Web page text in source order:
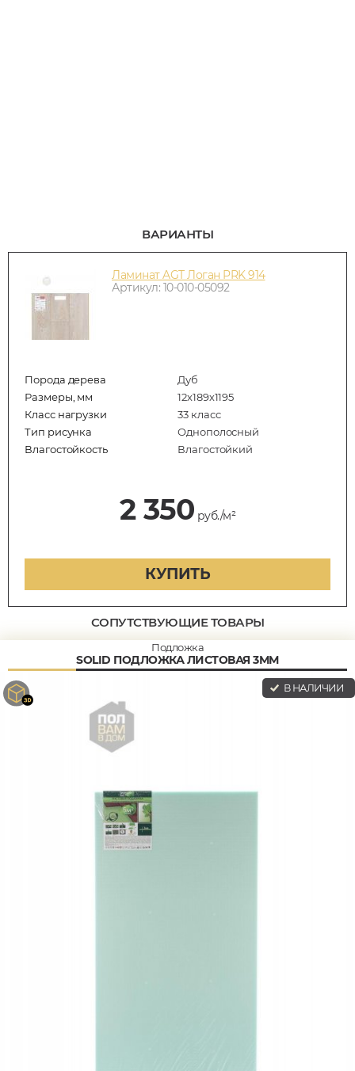
ВАРИАНТЫ
Ламинат AGT Логан PRK 914
Артикул: 10-010-05092
Порода дерева
Дуб
Размеры, мм
12х189х1195
Класс нагрузки
33 класс
Тип рисунка
Однополосный
Влагостойкость
Влагостойкий
2 350 руб./м²
КУПИТЬ
СОПУТСТВУЮЩИЕ ТОВАРЫ
Подложка
SOLID ПОДЛОЖКА ЛИСТОВАЯ 3ММ
В НАЛИЧИИ